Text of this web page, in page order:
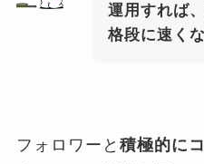
運用すれば
格段に速く
フォロワーと 積極的に